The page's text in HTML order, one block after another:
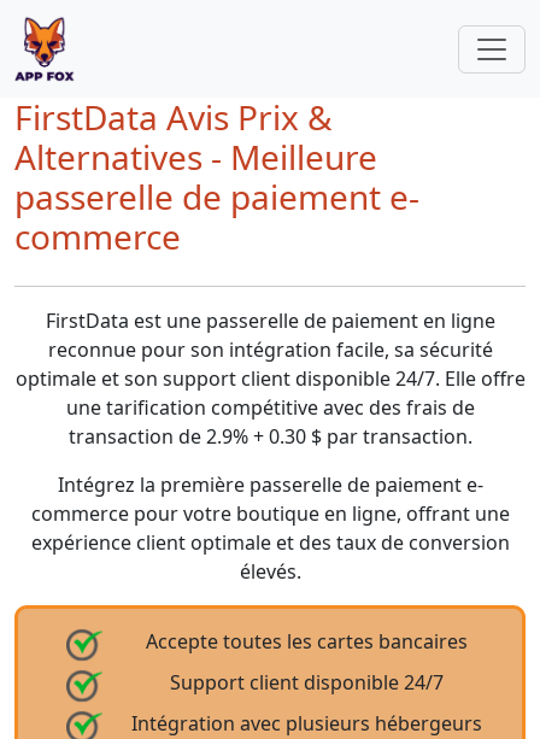
FirstData Avis Prix &
Alternatives - Meilleure
passerelle de paiement e-
commerce
FirstData est une passerelle de paiement en ligne
reconnue pour son intégration facile, sa sécurité
optimale et son support client disponible 24/7. Elle offre
une tarification compétitive avec des frais de
transaction de 2.9% + 0.30 $ par transaction.
Intégrez la première passerelle de paiement e-
commerce pour votre boutique en ligne, offrant une
expérience client optimale et des taux de conversion
élevés.
Accepte toutes les cartes bancaires
Support client disponible 24/7
Intégration avec plusieurs hébergeurs